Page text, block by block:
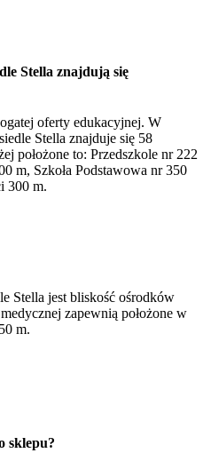
Stella znajdują się
oferty edukacyjnej. W
Stella znajduje się 58
położone to: Przedszkole nr 222
m, Szkoła Podstawowa nr 350
300 m.
Stella jest bliskość ośrodków
zapewnią położone w
m.
sklepu?